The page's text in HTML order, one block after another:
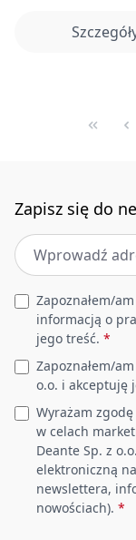
Zapisz się do
Adres e-mail *
Leave this field
Zapoznałem/
informacją o
jego treść. *
Zapoznałem/
o.o. i akceptuję
Wyrażam
w celach
Deante Sp. z
elektroniczną
newslettera,
nowościach). *